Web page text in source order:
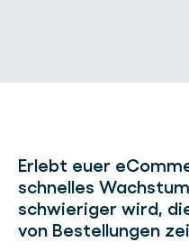
Erlebt euer
schnelles
schwieriger wird,
von Bestellungen